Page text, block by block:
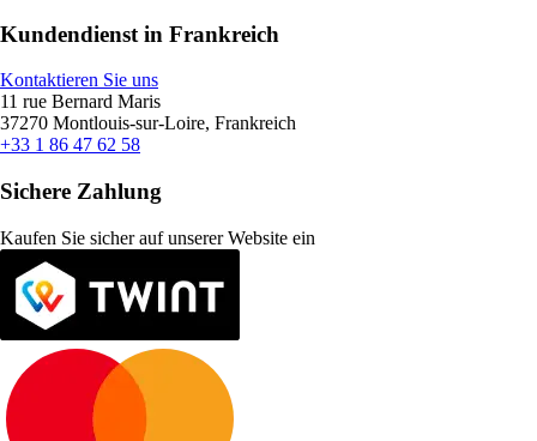
Kundendienst in Frankreich
Kontaktieren Sie uns
11 rue Bernard Maris
37270 Montlouis-sur-Loire, Frankreich
+33 1 86 47 62 58
Sichere Zahlung
Kaufen Sie sicher auf unserer Website ein